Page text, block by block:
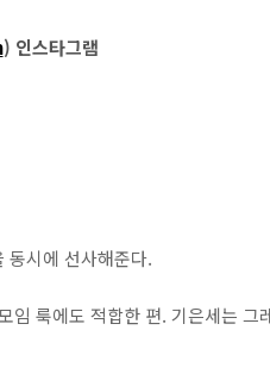
) 인스타그램
동시에 선사해준다.
임 룩에도 적합한 편. 기은세는 그